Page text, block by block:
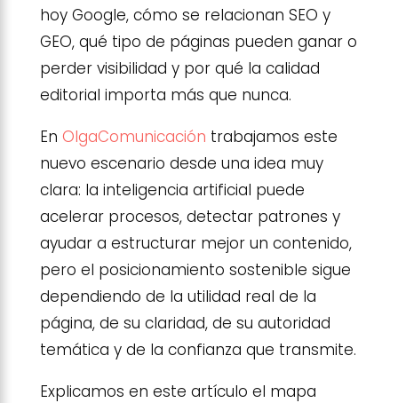
hoy Google, cómo se relacionan SEO y
GEO, qué tipo de páginas pueden ganar o
perder visibilidad y por qué la calidad
editorial importa más que nunca.
En OlgaComunicación trabajamos este
nuevo escenario desde una idea muy
clara: la inteligencia artificial puede
acelerar procesos, detectar patrones y
ayudar a estructurar mejor un contenido,
pero el posicionamiento sostenible sigue
dependiendo de la utilidad real de la
página, de su claridad, de su autoridad
temática y de la confianza que transmite.
Explicamos en este artículo el mapa